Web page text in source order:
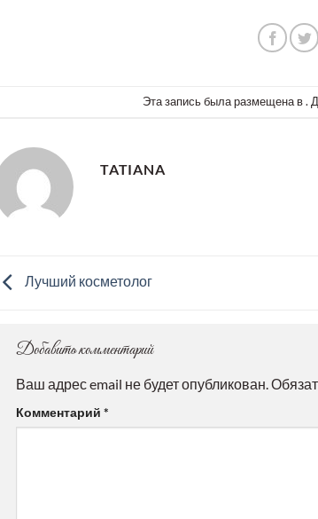
Эта запись была размещена в .
TATIANA
Лучший косметолог
Добавить комментарий
Ваш адрес email не будет опубликован.
Комментарий *